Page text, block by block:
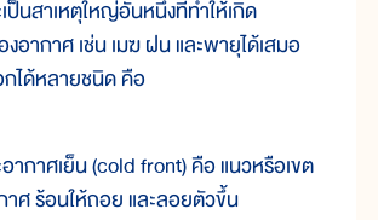
สาเหตุใหญ่อันหนึ่งที่ทำให้เกิด
อากาศ เช่น เมฆ ฝน และพายุได้เสมอ
กได้หลายชนิด คือ
าศเย็น (cold front) คือ แนวหรือเขต
าศ ร้อนให้ถอย และลอยตัวขึ้น